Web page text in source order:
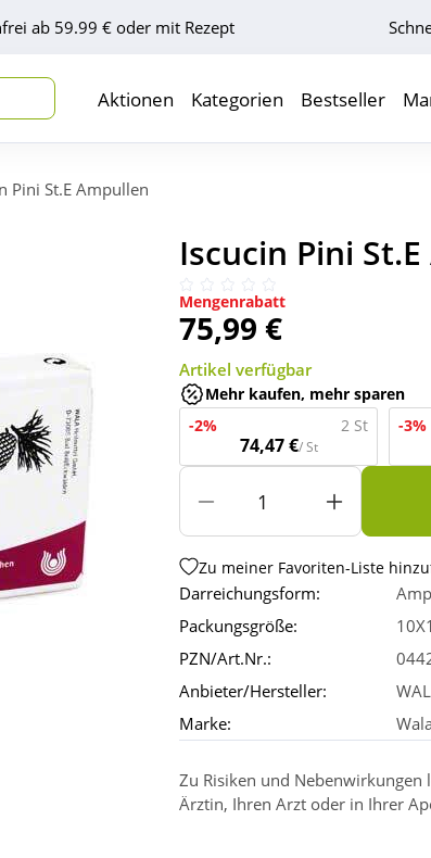
ab 59.99 € oder mit Rezept
Aktionen Kategorien Bestseller
Pini St.E Ampullen
Iscucin Pini
Mengenrabatt
75,99 €
Artikel verfügbar
Mehr kaufen, mehr sparen
-2%
2 St
74,47 €/ St
-3%
Zu meiner Favoriten-Liste
Darreichungsform:
Packungsgröße:
PZN/Art.Nr.:
Anbieter/Hersteller:
Marke:
Wala
Zu Risiken und Nebenwirkungen
Ärztin, Ihren Arzt oder in Ihrer